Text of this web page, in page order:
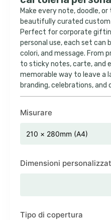
Make every note,doodle,or
beautifully curated
Perfect for corporate
personal use,each set can
colori,and message. From
to sticky notes, carte,and
memorable way to leave a
branding,celebrations,and
Misurare
Dimensioni
Tipo di copertura